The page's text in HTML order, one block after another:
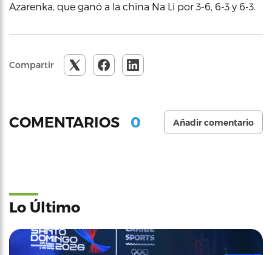
Azarenka, que ganó a la china Na Li por 3-6, 6-3 y 6-3.
Compartir
COMENTARIOS 0 Añadir comentario
Lo Último